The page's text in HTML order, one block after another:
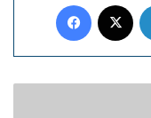
Facebook